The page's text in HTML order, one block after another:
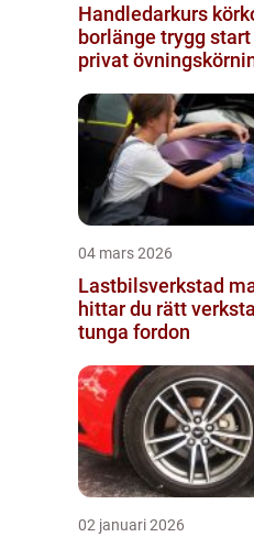
Handledarkurs
borlänge trygg start för
privat
04 mars 2026
Lastbilsverkstad
hittar du rätt
tunga fordon
02 januari 2026